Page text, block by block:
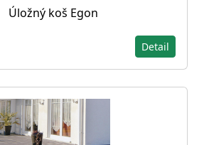
Úložný koš Egon
Detail